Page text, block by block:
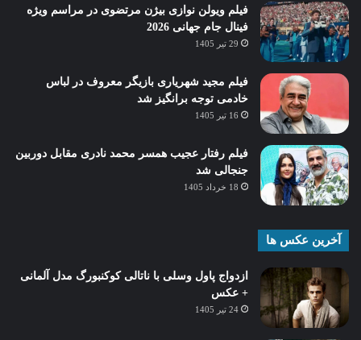
فیلم ویولن نوازی بیژن مرتضوی در مراسم ویژه
فینال جام جهانی 2026
29 تیر 1405
فیلم مجید شهریاری بازیگر معروف در لباس
خادمی توجه برانگیز شد
16 تیر 1405
فیلم رفتار عجیب همسر محمد نادری مقابل دوربین
جنجالی شد
18 خرداد 1405
آخرین عکس ها
ازدواج پاول وسلی با ناتالی کوکنبورگ مدل آلمانی
+ عکس
24 تیر 1405